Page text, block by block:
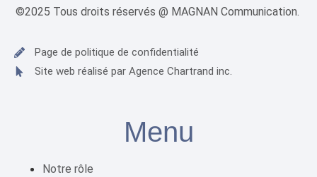
©2025 Tous droits réservés @ MAGNAN Communication.
Page de politique de confidentialité
Site web réalisé par Agence Chartrand inc.
Menu
Notre rôle